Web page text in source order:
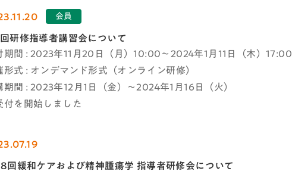
会員
研修指導者講習会について
期間 : 2023年11月20日（月）10:00～2024年1月11日（木）17:00
形式 : オンデマンド形式（オンライン研修）
期間 : 2023年12月1日（金）～2024年1月16日（火）
を開始しました
回緩和ケアおよび精神腫瘍学 指導者研修会について